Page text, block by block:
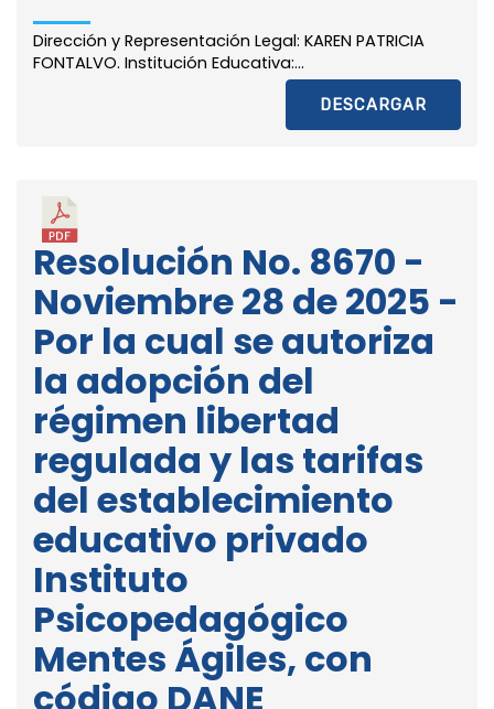
Dirección y Representación Legal: KAREN PATRICIA
FONTALVO. Institución Educativa:...
DESCARGAR
Resolución No. 8670 -
Noviembre 28 de 2025 -
Por la cual se autoriza
la adopción del
régimen libertad
regulada y las tarifas
del establecimiento
educativo privado
Instituto
Psicopedagógico
Mentes Ágiles, con
código DANE